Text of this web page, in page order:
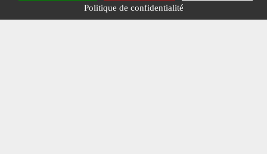
Politique de confidentialité